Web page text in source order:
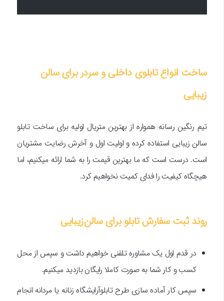
ساخت انواع تابلوی داخلی و سردر برای سالن
زیبایی
تیم رنگین رسانه همواره از بهترین متریال اولیه برای ساخت تابلو
سالن زیبایی استفاده کرده و اولیت اول و آخرش رضایت مشتریان
است. درست است که ما بهترین قیمت را به شما ارائه میکنیم، اما
هیچگاه کیفیت را فدای کمیت نخواهیم کرد.
روند ثبت سفارش تابلو برای سالن‌زیبایی
در قدم اول یک مشاوره تلفنی خواهیم داشت و سپس از محل
کسب و کار شما به صورت کاملا رایگان بازدید میکنیم.
سپس کار آماده سازی طرح تابلو‌آرایشگاه زنانه یا مردانه انجام